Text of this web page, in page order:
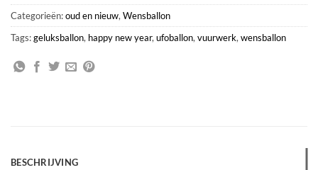
Categorieën:oud en nieuw, Wensballon
Tags:geluksballon, happy new year, ufoballon, vuurwerk, wensballon
BESCHRIJVING